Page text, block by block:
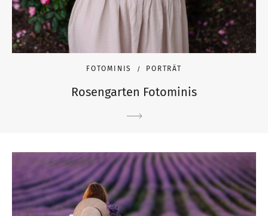
FOTOMINIS PORTRÄT
Rosengarten Fotominis